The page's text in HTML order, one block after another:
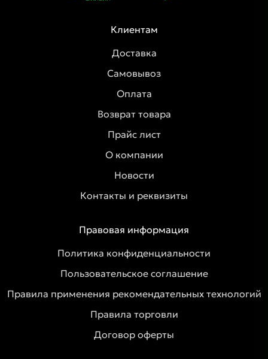
Клиентам
Доставка
Самовывоз
Оплата
Возврат товара
Прайс лист
О компании
Новости
Контакты и реквизиты
Правовая информация
Политика конфиденциальности
Пользовательское соглашение
Правила применения рекомендательных технологий
Правила торговли
Договор оферты